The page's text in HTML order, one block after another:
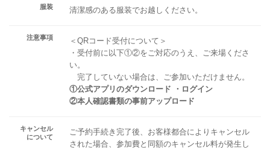
服装 清潔感のある服装でお越しください。
注意事項
＜QRコード受付について＞
・受付前に以下①②をご対応のうえ、ご来場くださ
い。
完了していない場合は、ご参加いただけません。
①公式アプリのダウンロード ・ログイン
②本人確認書類の事前アップロード
キャンセル
について
ご予約手続き完了後、お客様都合によりキャンセル
された場合、参加費と同額のキャンセル料が発生し